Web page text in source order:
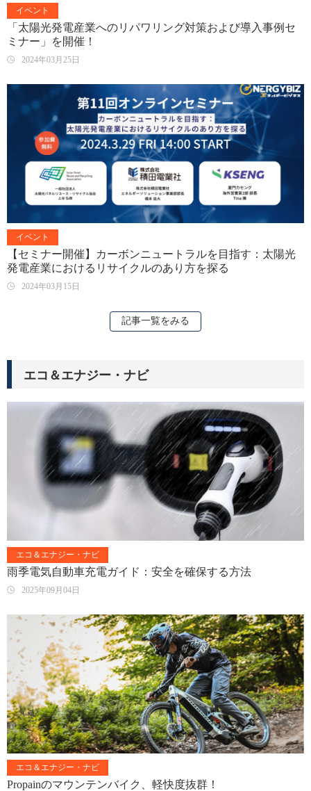
イベント
「太陽光発電産業へのリパワリング対策および導入事例セ
ミナー」を開催！
2024年03月25日
イベント
【セミナー開催】カーボンニュートラルを目指す：太陽光
発電産業におけるリサイクルのあり方を探る
2024年03月15日
記事一覧をみる
エコ＆エナジー・ナビ
エコ＆エナジー・ナビ
雨季電気自動車充電ガイド：安全を確保する方法
2025年09月04日
エコ＆エナジー・ナビ
Propainのマウンテンバイク、軽快度抜群！